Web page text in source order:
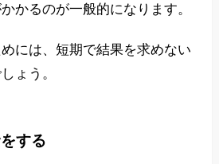
かるのが一般的になります。
には、短期で結果を求めない
ょう。
する